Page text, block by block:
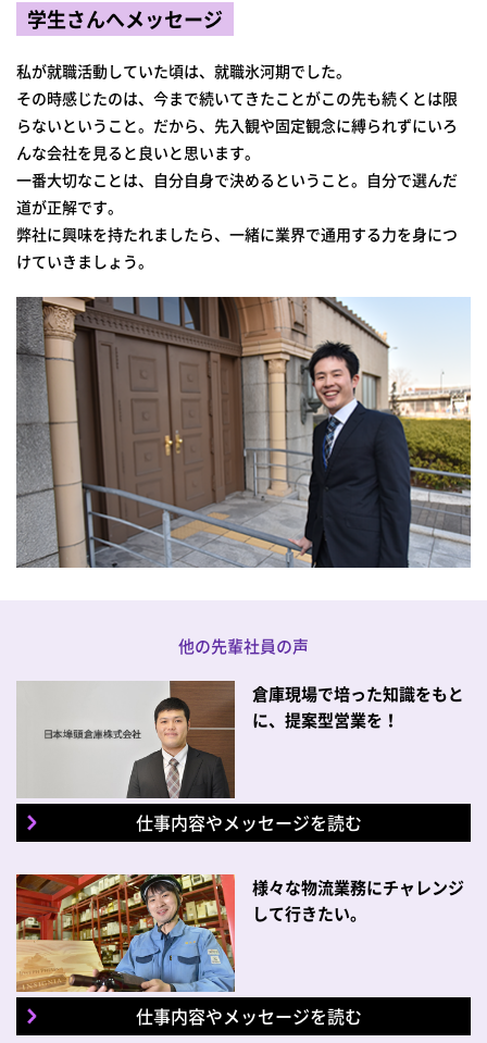
学生さんへメッセージ
私が就職活動していた頃は、就職氷河期でした。
その時感じたのは、今まで続いてきたことがこの先も続くとは限
らないということ。だから、先入観や固定観念に縛られずにいろ
んな会社を見ると良いと思います。
一番大切なことは、自分自身で決めるということ。自分で選んだ
道が正解です。
弊社に興味を持たれましたら、一緒に業界で通用する力を身につ
けていきましょう。
他の先輩社員の声
倉庫現場で培った知識をもと
に、提案型営業を！
仕事内容やメッセージを読む
様々な物流業務にチャレンジ
して行きたい。
仕事内容やメッセージを読む